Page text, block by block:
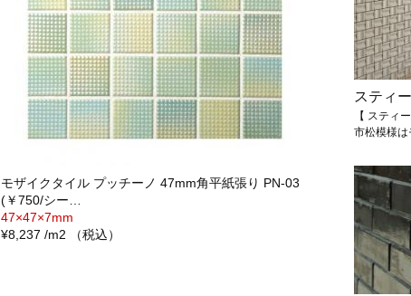
モザイクタイル プッチーノ 47mm角平紙張り PN-03
(￥750/シー…
47×47×7mm
¥8,237 /m2 （税込）
スティ
【 スティ
市松模様